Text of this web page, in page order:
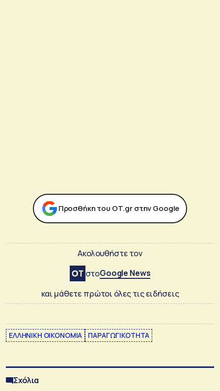
Προσθήκη του ΟΤ.gr στην Google
Ακολουθήστε τον
στοGoogle News
και μάθετε πρώτοι όλες τις ειδήσεις
ΕΛΛΗΝΙΚΗ ΟΙΚΟΝΟΜΙΑ ΠΑΡΑΓΩΓΙΚΟΤΗΤΑ
Σχόλια